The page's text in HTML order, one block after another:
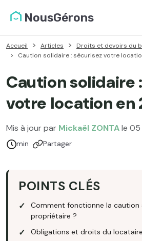
NousGérons
Accueil Articles
Droits et devoirs du
Caution solidaire : sécurisez votre
Caution solidaire
votre location en
Mis à jour par Mickaël ZONTAle 05
Temps de lecture :
min Partager
POINTS CLÉS
Comment fonctionne la caution
propriétaire ?
Obligations et droits du